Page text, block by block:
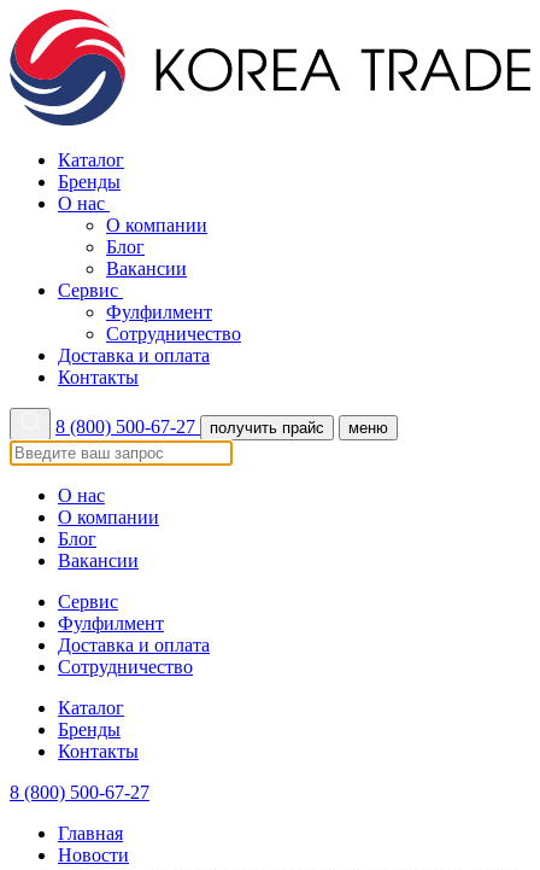
Каталог
Бренды
О нас
О компании
Блог
Вакансии
Сервис
Фулфилмент
Сотрудничество
Доставка и оплата
Контакты
8 (800) 500-67-27 получить прайс меню
О нас
О компании
Блог
Вакансии
Сервис
Фулфилмент
Доставка и оплата
Сотрудничество
Каталог
Бренды
Контакты
8 (800) 500-67-27
Главная
Новости